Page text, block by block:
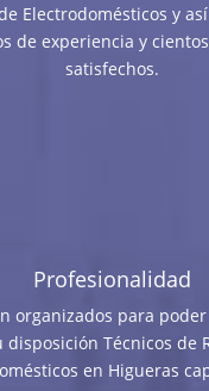
Electrodomésticos y
de experiencia y
satisfechos.
Profesionalidad
organizados para
disposición Técnicos de
en Higueras